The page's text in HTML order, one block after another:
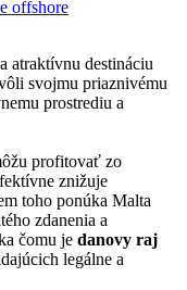
offshore
atraktívnu destináciu
svojmu priaznivému
prostrediu a
profitovať zo
znižuje
toho ponúka Malta
zdanenia a
čomu je danovy raj
legálne a